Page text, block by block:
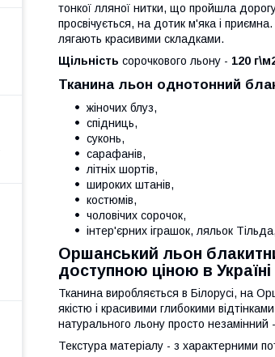
тонкої лляної нитки, що пройшла
просвічується, на дотик м'яка і
лягають красивими складками.
Щільність сорочкового льону - 120
Тканина льон однотонний
жіночих блуз,
спідниць,
суконь,
сарафанів,
літніх шортів,
широких штанів,
костюмів,
чоловічих сорочок,
інтер'єрних іграшок, ляльок
Оршанський льон
доступною ціною в Україні
Тканина виробляється в Білорусі, на
якістю і красивими глибокими
натурального льону просто незамінний
Текстура матеріалу - з характерними